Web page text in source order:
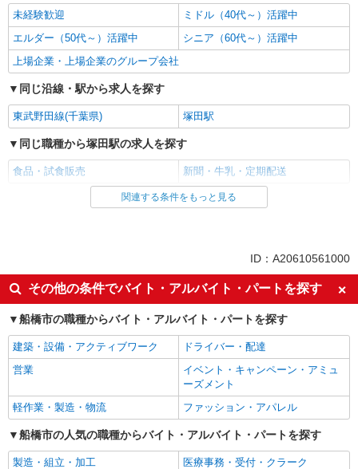
千葉県ヤクルト販売株式会社／金杉センター
ヤクルトスタッフ
報酬／完全出来高制☆ノルマなし ◎稼働は週5
日（4日も選択可） ※週5日稼働の方の平均月収
働き方やご希望の収入など、お気軽にお問い合わ
せください！ ◎20代〜50代を中心に幅広い年代の
【宅配センター】金杉 千葉県船橋市南三咲1-
25-58
詳細を見る
業務委託
千葉県ヤクルト販売株式会社／法典センター
ヤクルトスタッフ
27万円 「あなたに合わせた」働き方ができます。
せください！ ◎20代〜50代を中心に幅広い年代の
方が活躍中！
【宅配センター】法典 千葉県船橋市藤原1-27-
27
詳細を見る
業務委託
千葉県ヤクルト販売株式会社／津田沼センター
ヤクルトスタッフ
報酬／完全出来高制☆ノルマなし ◎稼働は週5
日（4日も選択可） ※週5日稼働の方の平均月収
27万円 「あなたに合わせた」働き方ができます。
働き方やご希望の収入など、お気軽にお問い合わ
せください！ ◎20代〜50代を中心に幅広い年代の
【宅配センター】津田沼 千葉県船橋市前原西1
未経験歓迎
ミドル（40代～）活躍中
エルダー（50代～）活躍中
シニア（60代～）活躍中
上場企業・上場企業のグループ会社
同じ沿線・駅から求人を探す
東武野田線(千葉県) 塚田駅
同じ職種から塚田駅の求人を探す
食品・試食販売 新聞・牛乳・定期配送
同じ雇用形態から塚田駅の求人を探す
未経験歓迎
ミドル（40代～）活躍中
エルダー（50代～）活躍中
シニア（60代～）活躍中
上場企業・上場企業のグループ会社
同じ職種から求人を探す
販売・接客サービス
食品・試食販売
ドライバー・配達
同じ特徴から求人を探す
関連する条件をもっと見る
ID：A20610561000
その他の条件でバイト・アルバイト・パートを探す
船橋市の職種からバイト・アルバイト・パートを探す
建築・設備・アクティブワーク
ドライバー・配達
営業
イベント・キャンペーン・アミュ
ーズメント
軽作業・製造・物流
ファッション・アパレル
船橋市の人気の職種からバイト・アルバイト・パートを探す
製造・組立・加工
医療事務・受付・クラーク